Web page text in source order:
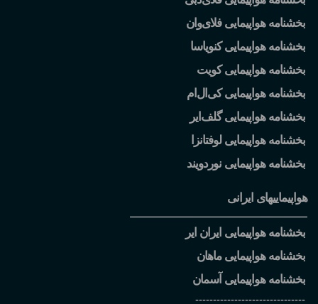
بخشنامه هواپیمایی فلایوان
بخشنامه هواپیمایی کنویاسا
بخشنامه هواپیمایی کویت
بخشنامه هواپیمایی کی ال ام
بخشنامه هواپیمایی گلف ایر
بخشنامه هواپیمایی لوفتانزا
بخشنامه هواپیمایی نوردویند
هواپیماییهای ایرانی
بخشنامه هواپیمایی ایران ایر
بخشنامه هواپیمایی ماهان
بخشنامه هواپیمایی آسمان
-------------------------------